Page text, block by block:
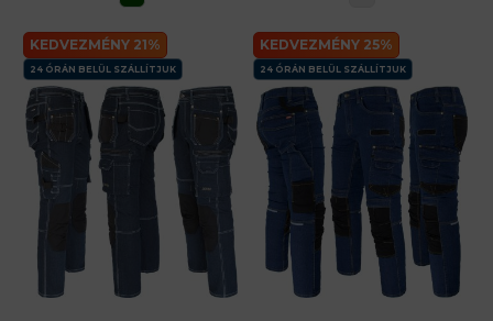
KEDVEZMÉNY 21%
24 ÓRÁN BELÜL SZÁLLÍTJUK
KEDVEZMÉNY 25%
24 ÓRÁN BELÜL SZÁLLÍTJUK